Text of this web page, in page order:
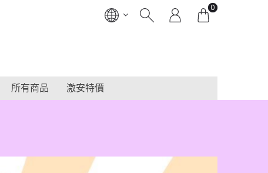
0
所有商品 激安特價